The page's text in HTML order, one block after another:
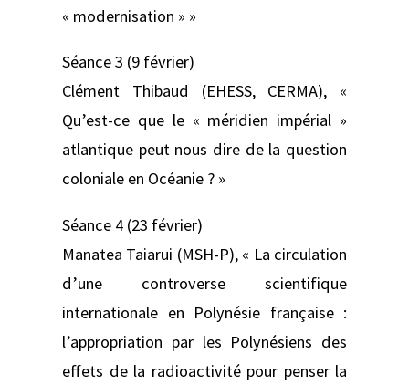
« modernisation » »
Séance 3 (9 février)
Clément Thibaud (EHESS, CERMA), «
Qu’est-ce que le « méridien impérial »
atlantique peut nous dire de la question
coloniale en Océanie ? »
Séance 4 (23 février)
Manatea Taiarui (MSH-P), « La circulation
d’une controverse scientifique
internationale en Polynésie française :
l’appropriation par les Polynésiens des
effets de la radioactivité pour penser la